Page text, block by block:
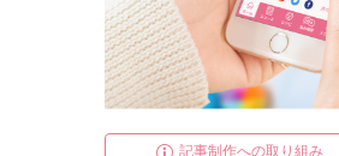
記事制作への取り組み